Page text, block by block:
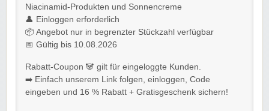
Niacinamid-Produkten und Sonnencreme
👤 Einloggen erforderlich
📦 Angebot nur in begrenzter Stückzahl verfügbar
📅 Gültig bis 10.08.2026
Rabatt-Coupon 🐼 gilt für eingeloggte Kunden.
➡️ Einfach unserem Link folgen, einloggen, Code
eingeben und 16 % Rabatt + Gratisgeschenk sichern!